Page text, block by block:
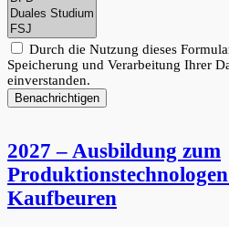
Durch die Nutzung dieses
Speicherung und Verarbeitung Ihrer
einverstanden.
Benachrichtigen
2027 – Ausbildung zum
Kaufbeuren